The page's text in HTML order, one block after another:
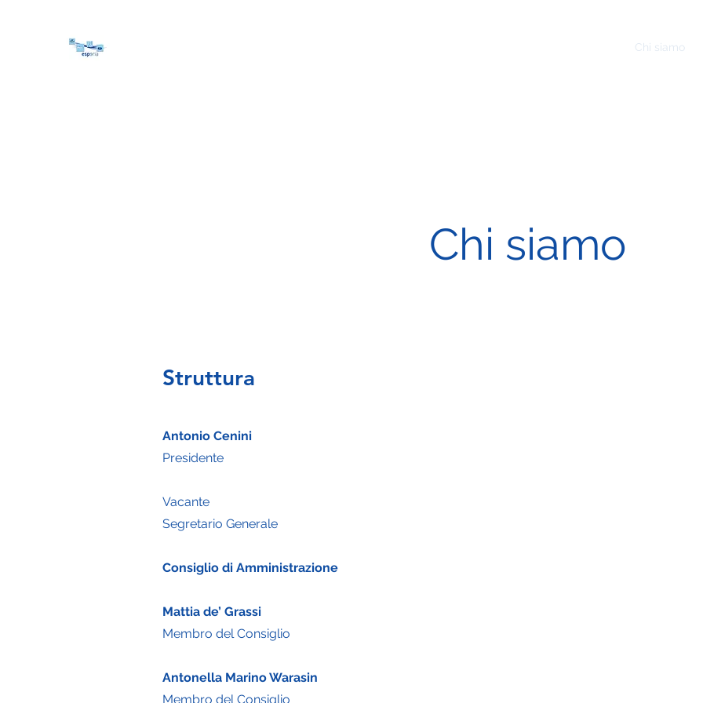
Chi siamo
Chi siamo
Struttura
Antonio Cenini
Presidente
Vacante
Segretario Generale
Consiglio di Amministrazione
Mattia de’ Grassi
Membro del Consiglio
Antonella Marino Warasin
Membro del Consiglio